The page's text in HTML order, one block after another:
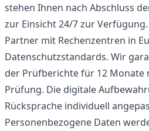
stehen Ihnen nach Abschluss
zur Einsicht 24/7 zur
Partner mit Rechenzentren in
Datenschutzstandards. Wir
der Prüfberichte für 12 Monate
Prüfung. Die digitale
Rücksprache individuell
Personenbezogene Daten